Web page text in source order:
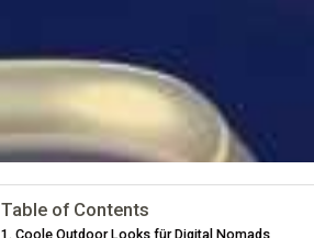
Table of Contents
Coole Outdoor Looks für Digital Nomads